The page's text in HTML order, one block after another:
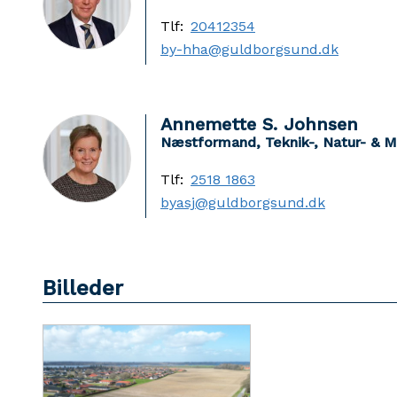
Tlf: 20412354
by-hha@guldborgsund.dk
Annemette S. Johnsen
Næstformand, Teknik-, Natur- &
Tlf: 2518 1863
byasj@guldborgsund.dk
Billeder